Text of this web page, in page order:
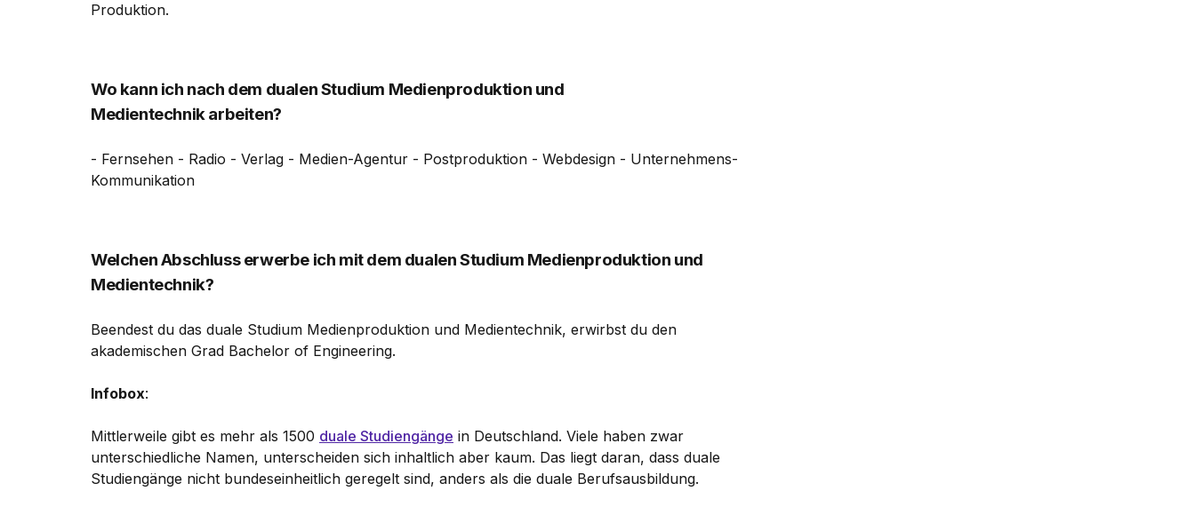
Produktion.
Wo kann ich nach dem dualen Studium Medienproduktion und
Medientechnik arbeiten?
- Fernsehen - Radio - Verlag - Medien-Agentur - Postproduktion - Webdesign - Unternehmens-
Kommunikation
Welchen Abschluss erwerbe ich mit dem dualen Studium Medienproduktion und
Medientechnik?
Beendest du das duale Studium Medienproduktion und Medientechnik, erwirbst du den
akademischen Grad Bachelor of Engineering.
Infobox:
Mittlerweile gibt es mehr als 1500 duale Studiengänge in Deutschland. Viele haben zwar
unterschiedliche Namen, unterscheiden sich inhaltlich aber kaum. Das liegt daran, dass duale
Studiengänge nicht bundeseinheitlich geregelt sind, anders als die duale Berufsausbildung.